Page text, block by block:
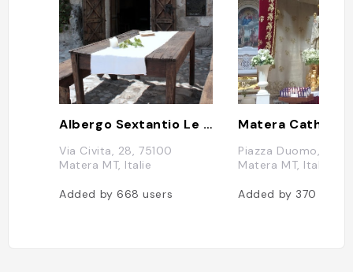
Albergo Sextantio Le Grotte Della Civita
Via Civita, 28, 75100
Matera MT, Italie
Added by668users
Matera
Piazza Duomo,
Matera MT, Italie
Added by 370